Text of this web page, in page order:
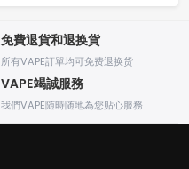
免費退貨和退换貨
所有VAPE訂單均可免费退换货
VAPE竭誠服務
我們VAPE随時随地為您贴心服務